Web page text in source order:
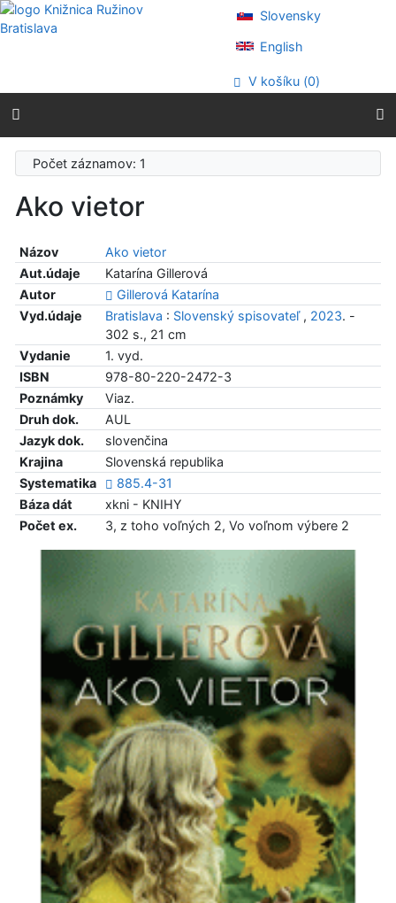
Prejsť na obsah
Prejsť na menu
Prehlásenie o webovej prístupnosti
Slovensky
English
V košíku (0)
Počet záznamov: 1
Ako vietor
Názov
Ako vietor
Aut.údaje
Katarína Gillerová
Autor
Gillerová Katarína
Vyd.údaje
Bratislava : Slovenský spisovateľ, 2023. -
302 s., 21 cm
Vydanie
1. vyd.
ISBN
978-80-220-2472-3
Poznámky
Viaz.
Druh dok.
AUL
Jazyk dok.
slovenčina
Krajina
Slovenská republika
Systematika
885.4-31
Báza dát
xkni - KNIHY
Počet ex.
3, z toho voľných 2, Vo voľnom výbere 2